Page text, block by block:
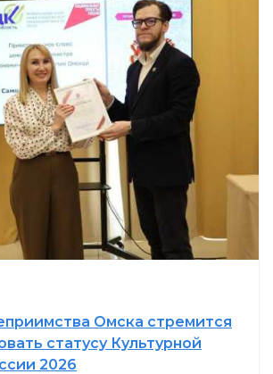
Омска стремится
статусу Культурной
2026